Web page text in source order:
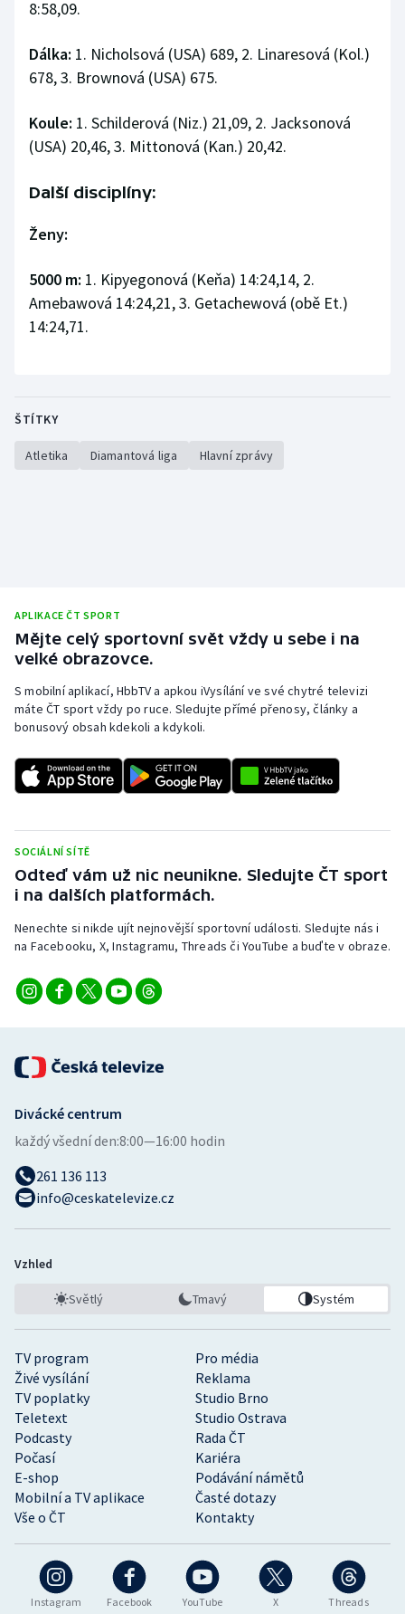
8:58,09.
Dálka: 1. Nicholsová (USA) 689, 2. Linaresová (Kol.)
678, 3. Brownová (USA) 675.
Koule: 1. Schilderová (Niz.) 21,09, 2. Jacksonová
(USA) 20,46, 3. Mittonová (Kan.) 20,42.
Další disciplíny:
Ženy:
5000 m: 1. Kipyegonová (Keňa) 14:24,14, 2.
Amebawová 14:24,21, 3. Getachewová (obě Et.)
14:24,71.
ŠTÍTKY
Atletika Diamantová liga Hlavní zprávy
APLIKACE ČT SPORT
Mějte celý sportovní svět vždy u sebe i na
velké obrazovce.
S mobilní aplikací, HbbTV a apkou iVysílání ve své chytré televizi
máte ČT sport vždy po ruce. Sledujte přímé přenosy, články a
bonusový obsah kdekoli a kdykoli.
SOCIÁLNÍ SÍTĚ
Odteď vám už nic neunikne. Sledujte ČT sport
i na dalších platformách.
Nenechte si nikde ujít nejnovější sportovní události. Sledujte nás i
na Facebooku, X, Instagramu, Threads či YouTube a buďte v obraze.
Instagram Facebook YouTube X Threads
TV program
Pro média
Živé vysílání
Reklama
TV poplatky
Studio Brno
Teletext
Studio Ostrava
Podcasty
Rada ČT
Počasí
Kariéra
E-shop
Podávání námětů
Mobilní a TV aplikace
Časté dotazy
Vše o ČT
Kontakty
Divácké centrum
každý všední den:8:00—16:00 hodin
261 136 113
info@ceskatelevize.cz
Vzhled
Světlý Tmavý Systém